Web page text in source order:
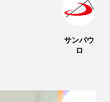
サンパウ
ロ